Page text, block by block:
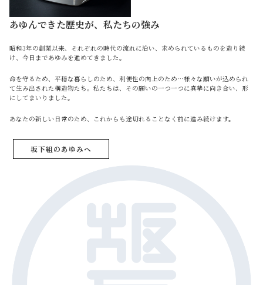
あゆんできた歴史が、私たちの強み
昭和3年の創業以来、それぞれの時代の流れに沿い、求められているものを造り続
け、今日まであゆみを進めてきました。
命を守るため、平穏な暮らしのため、利便性の向上のため…様々な願いが込められ
て生み出された構造物たち。私たちは、その願いの一つ一つに真摯に向き合い、形
にしてまいりました。
あなたの新しい日常のため、これからも途切れることなく前に進み続けます。
坂下組のあゆみへ